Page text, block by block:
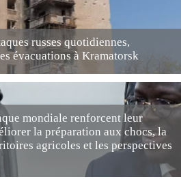
russes quotidiennes,
évacuations à Kramatorsk
mondiale renforcent leur
la préparation aux chocs, la
agricoles et les perspectives